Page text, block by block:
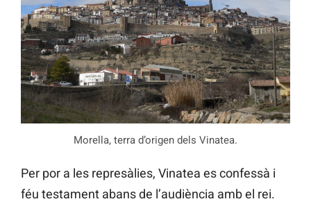
Morella, terra d’origen dels Vinatea.
Per por a les represàlies, Vinatea es confessà i
féu testament abans de l’audiència amb el rei.